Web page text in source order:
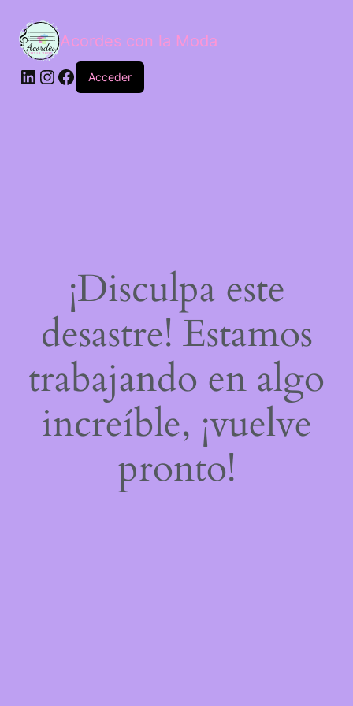
Acordes con la Moda
Acceder
¡Disculpa este
desastre! Estamos
trabajando en algo
increíble, ¡vuelve
pronto!